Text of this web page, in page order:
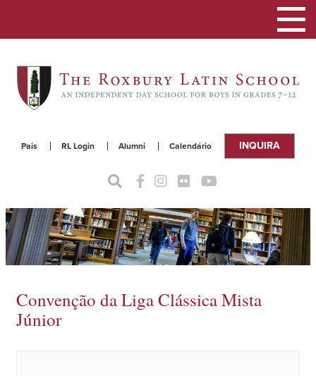
Pais RL Login Alumni Calendário INQUIRA
a
Convenção da Liga Clássica Mista
Júnior